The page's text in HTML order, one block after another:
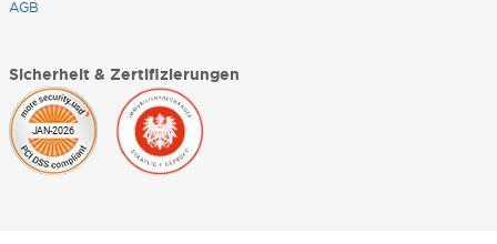
AGB
Sicherheit & Zertifizierungen